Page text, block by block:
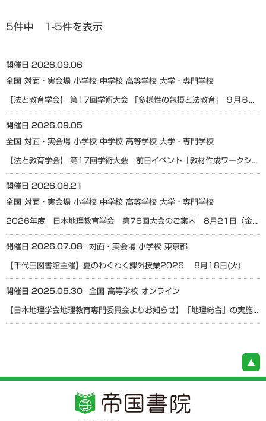
5件中 1-5件を表示
開催日 2026.09.06
全国 対面・実会場 小学校 中学校 高等学校 大学・専門学校
【法と教育学会】 第17回学術大会 「多様性の包摂と法教育」 ９月６日（日）
開催日 2026.09.05
全国 対面・実会場 小学校 中学校 高等学校 大学・専門学校
【法と教育学会】 第17回学術大会 前日イベント「教材作成ワークショップ」 ９月５日（土）
開催日 2026.08.21
全国 対面・実会場 小学校 中学校 高等学校 大学・専門学校
2026年度 日本地理教育学会 第76回大会のご案内 8月21日（金）8月22日（土） 8月23日（日）
開催日 2026.07.08 対面・実会場 小学校 東京都
【千代田図書館主催】夏のわくわく課外授業2026 8月18日(火)
開催日 2025.05.30 全国 高等学校 オンライン
【日本地理学会地理教育専門委員会よりお知らせ】「地理総合」の実施状況等に関する実態調査アンケートご協力のお願い